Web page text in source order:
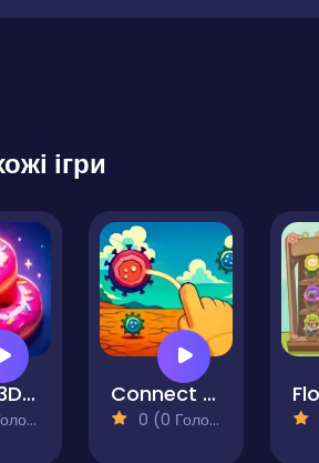
ігри
Match 3D Puzzle Saga Connect Em All
0 (0 Голосів)